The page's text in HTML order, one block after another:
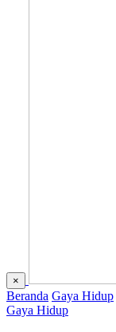
×
Beranda Gaya Hidup
Gaya Hidup